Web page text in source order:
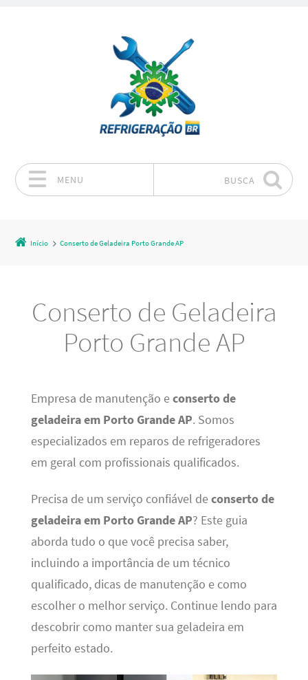
MENU BUSCA
Início Conserto de Geladeira Porto Grande AP
Conserto de Geladeira
Porto Grande AP
Empresa de manutenção econserto de
geladeira em Porto Grande AP. Somos
especializados em reparos de refrigeradores
em geral com profissionais qualificados.
Precisa de um serviço confiável deconserto de
geladeira em Porto Grande AP? Este guia
aborda tudo o que você precisa saber,
incluindo a importância de um técnico
qualificado, dicas de manutenção e como
escolher o melhor serviço. Continue lendo para
descobrir como manter sua geladeira em
perfeito estado.